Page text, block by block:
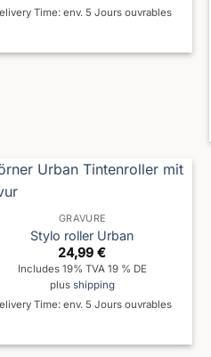
Time: env. 5 Jours ouvrables
GRAVURE
Stylo roller Urban
24,99€
Includes 19% TVA 19 % DE
plus shipping
Time: env. 5 Jours ouvrables